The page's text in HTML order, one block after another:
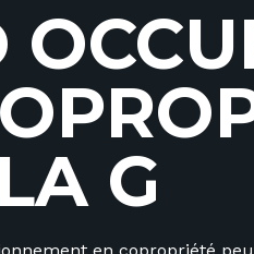
OCCU
PRO
LA G